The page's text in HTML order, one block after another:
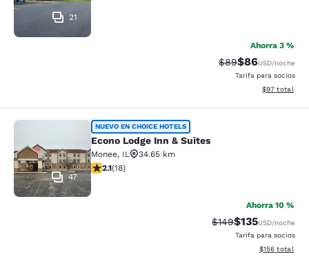
21
Ahorra 3 %
Tarifa tachada:
$89Tarifa
$86USD/noche
Tarifa para socios
Ver detalles
$97 total
Econo Lodge Inn & Suites
47
NUEVO EN CHOICE HOTELS
Econo Lodge Inn & Suites
Monee, IL
34.65 km
Calificación de 2.06 estrellas. Razonable. 18 reseñas
2.1(18)
Ahorra 10 %
Tarifa tachada:
$149Tarifa reducida:
$135USD/noche
Tarifa para socios
Ver detalles
$156 total